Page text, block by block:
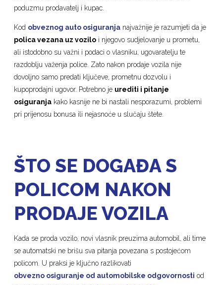
poduzmu prodavatelj i kupac.
Kod obveznog auto osiguranja najvažnije je razumjeti da je
polica vezana uz vozilo i njegovo sudjelovanje u prometu,
ali istodobno su važni i podaci o vlasniku, ugovaratelju te
razdoblju važenja police. Zato nakon prodaje vozila nije
dovoljno samo predati ključeve, prometnu dozvolu i
kupoprodajni ugovor. Potrebno je urediti i pitanje
osiguranja kako kasnije ne bi nastali nesporazumi, problemi
pri prijenosu bonusa ili nejasnoće u slučaju štete.
ŠTO SE DOGAĐA S
POLICOM NAKON
PRODAJE VOZILA
Kada se proda vozilo, novi vlasnik preuzima automobil, ali time
se automatski ne brišu sva pitanja povezana s postojećom
policom. U praksi je ključno razlikovati
obvezno osiguranje od automobilske odgovornosti od